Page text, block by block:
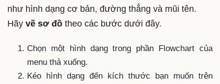
như hình dạng cơ bản, đường thẳng và mũi tên.
Hãy vẽ sơ đồ theo các bước dưới đây.
Chọn một hình dạng trong phần Flowchart của
menu thả xuống.
Kéo hình dạng đến kích thước bạn muốn trên